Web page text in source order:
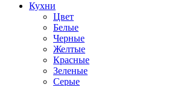
Кухни
Цвет
Белые
Черные
Желтые
Красные
Зеленые
Серые